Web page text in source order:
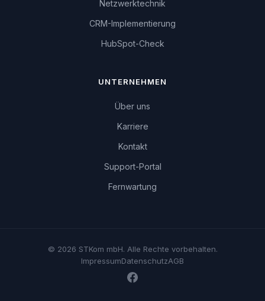
Netzwerktechnik
CRM-Implementierung
HubSpot-Check
UNTERNEHMEN
Über uns
Karriere
Kontakt
Support-Portal
Fernwartung
© 2026 STKom mbH. Alle Rechte vorbehalten.
ImpressumDatenschutzAGB